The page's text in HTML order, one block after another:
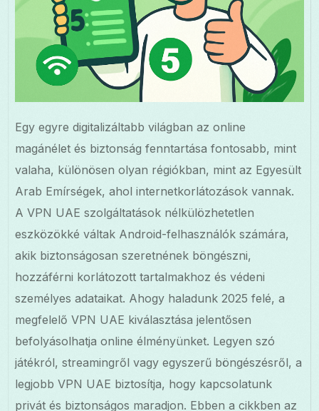
Egy egyre digitalizáltabb világban az online
magánélet és biztonság fenntartása fontosabb, mint
valaha, különösen olyan régiókban, mint az Egyesült
Arab Emírségek, ahol internetkorlátozások vannak.
A VPN UAE szolgáltatások nélkülözhetetlen
eszközökké váltak Android-felhasználók számára,
akik biztonságosan szeretnének böngészni,
hozzáférni korlátozott tartalmakhoz és védeni
személyes adataikat. Ahogy haladunk 2025 felé, a
megfelelő VPN UAE kiválasztása jelentősen
befolyásolhatja online élményünket. Legyen szó
játékról, streamingről vagy egyszerű böngészésről, a
legjobb VPN UAE biztosítja, hogy kapcsolatunk
privát és biztonságos maradjon. Ebben a cikkben az